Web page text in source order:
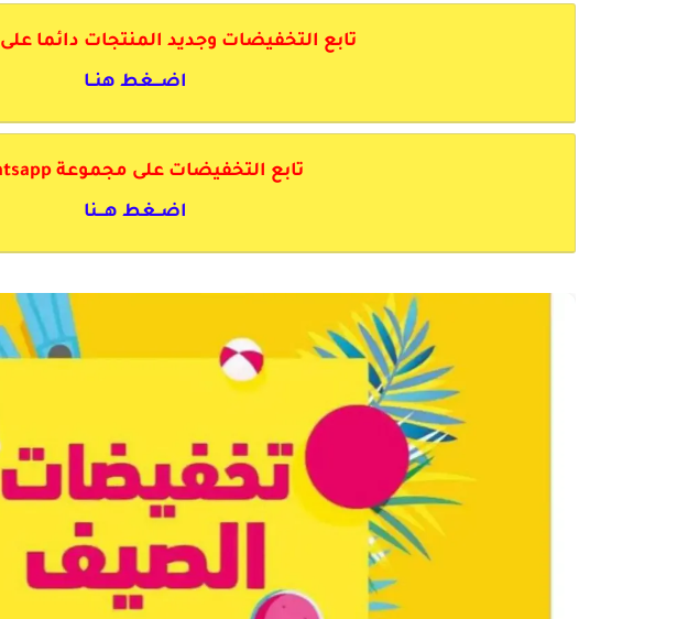
تابع التخفيضات وجديد المنتجات دائما على telegram
اضـــغط هنــا
تابع التخفيضات على مجموعة whatsapp
اضــغط هـــنا